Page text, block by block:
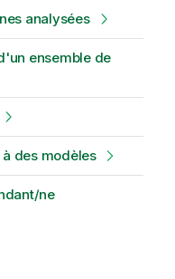
analysées
ensemble de
des modèles
ne